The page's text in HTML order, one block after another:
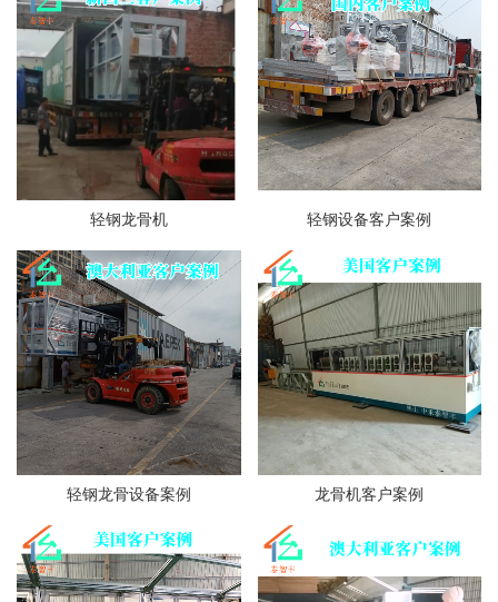
轻钢龙骨机 轻钢设备客户案例
轻钢龙骨设备案例 龙骨机客户案例